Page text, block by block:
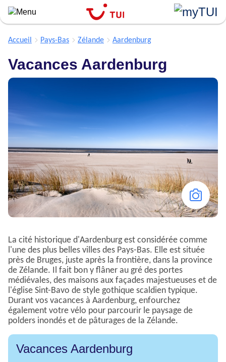
Aller
contenu
Accueil Pays-Bas Zélande Aardenburg
Vacances Aardenburg
La cité historique d'Aardenburg est considérée comme
l'une des plus belles villes des Pays-Bas. Elle est située
près de Bruges, juste après la frontière, dans la province
de Zélande. Il fait bon y flâner au gré des portes
médiévales, des maisons aux façades majestueuses et de
l'église Sint-Bavo de style gothique scaldien typique.
Durant vos vacances à Aardenburg, enfourchez
également votre vélo pour parcourir le paysage de
polders inondés et de pâturages de la Zélande.
Vacances Aardenburg